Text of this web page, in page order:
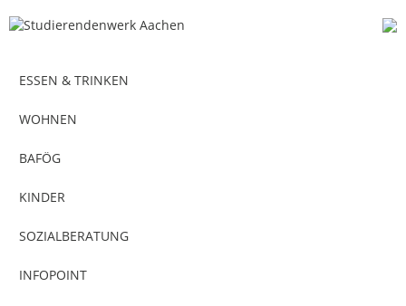
ESSEN & TRINKEN
WOHNEN
BAFÖG
KINDER
SOZIALBERATUNG
INFOPOINT